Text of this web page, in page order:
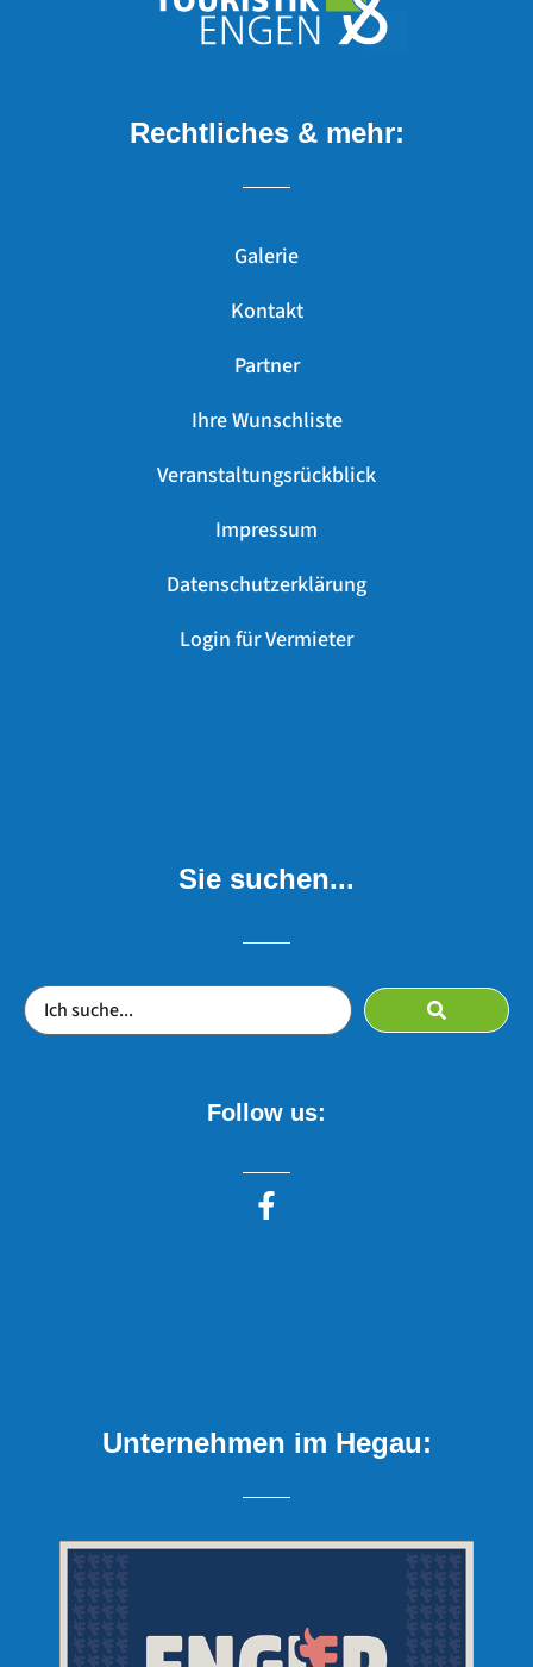
Rechtliches & mehr:
Galerie
Kontakt
Partner
Ihre Wunschliste
Veranstaltungsrückblick
Impressum
Datenschutzerklärung
Login für Vermieter
Sie suchen...
Follow us:
Unternehmen im Hegau: